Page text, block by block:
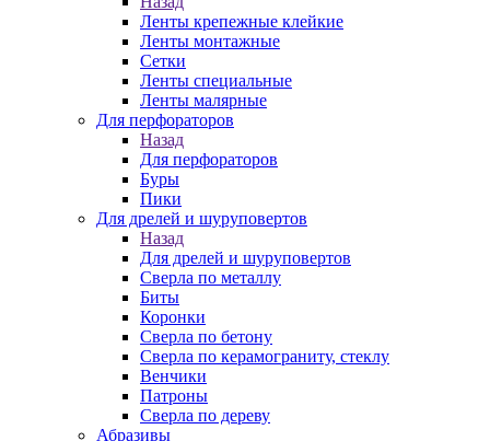
Ленты крепежные клейкие
Ленты монтажные
Сетки
Ленты специальные
Ленты малярные
Для перфораторов
Назад
Для перфораторов
Буры
Пики
Для дрелей и шуруповертов
Назад
Для дрелей и шуруповертов
Сверла по металлу
Биты
Коронки
Сверла по бетону
Сверла по керамограниту, стеклу
Венчики
Патроны
Сверла по дереву
Абразивы